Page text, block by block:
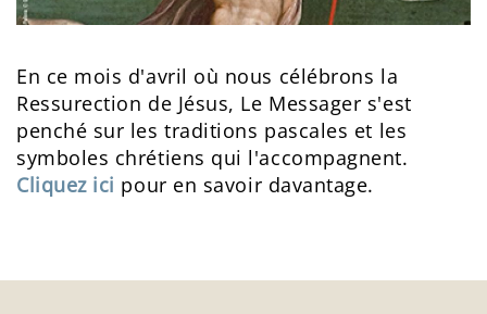
En ce mois d'avril où nous célébrons la
Ressurection de Jésus, Le Messager s'est
penché sur les traditions pascales et les
symboles chrétiens qui l'accompagnent.
Cliquez ici pour en savoir davantage.